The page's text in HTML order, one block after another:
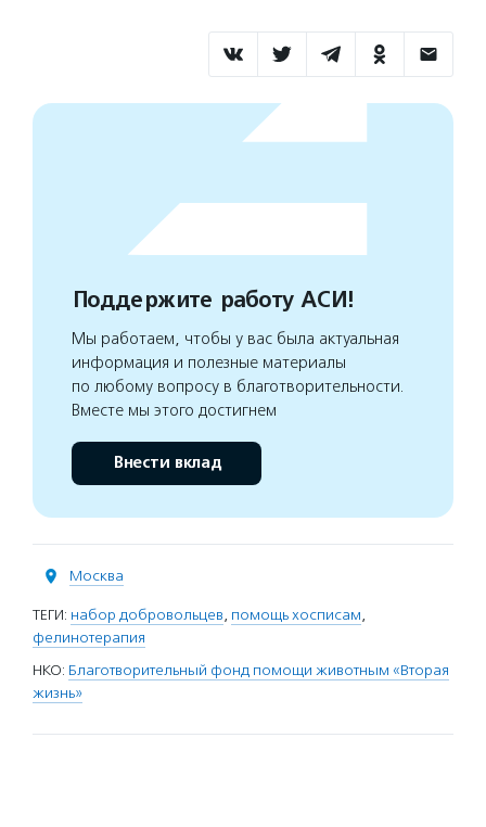
Поддержите работу АСИ!
Мы работаем, чтобы у вас была актуальная
информация и полезные материалы
по любому вопросу в благотворительности.
Вместе мы этого достигнем
Внести вклад
Москва
ТЕГИ: набор добровольцев, помощь хосписам,
фелинотерапия
НКО: Благотворительный фонд помощи животным «Вторая
жизнь»